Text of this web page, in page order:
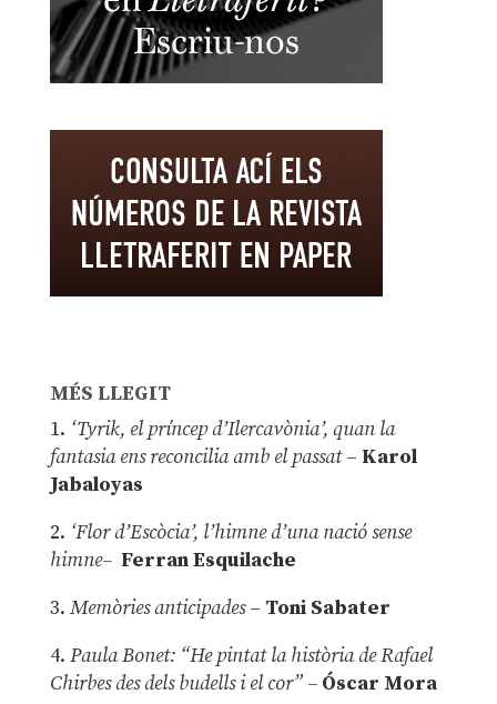
MÉS LLEGIT
1. ‘Tyrik, el príncep d’Ilercavònia’, quan la
fantasia ens reconcilia amb el passat– Karol
Jabaloyas
2. ‘Flor d’Escòcia’, l’himne d’una nació sense
himne– Ferran Esquilache
3. Memòries anticipades– Toni Sabater
4. Paula Bonet: “He pintat la història de Rafael
Chirbes des dels budells i el cor” –Óscar Mora